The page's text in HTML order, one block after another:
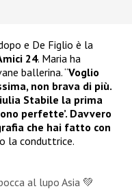
e De Figlio è la
24. Maria ha
ballerina. “Voglio
non brava di più.
Stabile la prima
perfette’. Davvero
che hai fatto con
la conduttrice.
al lupo Asia 💚